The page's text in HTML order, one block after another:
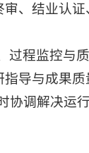
、结业认
程监控与质
导与成果质
协调解决运行